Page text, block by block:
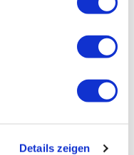
Details zeigen